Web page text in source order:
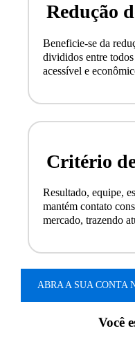
Redução
Beneficie-se da
divididos entre
acessível e
Critério
Resultado, equipe,
mantém contato
mercado, trazendo
ABRA A SUA CONTA
Você